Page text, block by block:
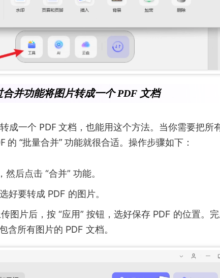
合并功能将图片转成一个 PDF 文档
成一个 PDF 文档，也能用这个方法。当你需要把所
的 “批量合并” 功能就很合适。操作步骤如下：
然后点击 “合并” 功能。
好要转成 PDF 的图片。
图片后，按 “应用” 按钮，选好保存 PDF 的位置。
含所有图片的 PDF 文档。